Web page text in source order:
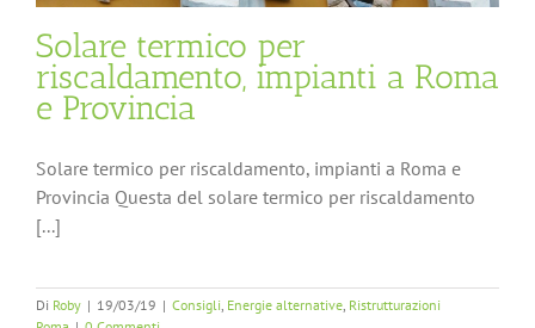
Solare termico per
riscaldamento, impianti a Roma
e Provincia
Solare termico per riscaldamento, impianti a Roma e
Provincia Questa del solare termico per riscaldamento
[...]
Di Roby | 19/03/19 | Consigli, Energie alternative, Ristrutturazioni